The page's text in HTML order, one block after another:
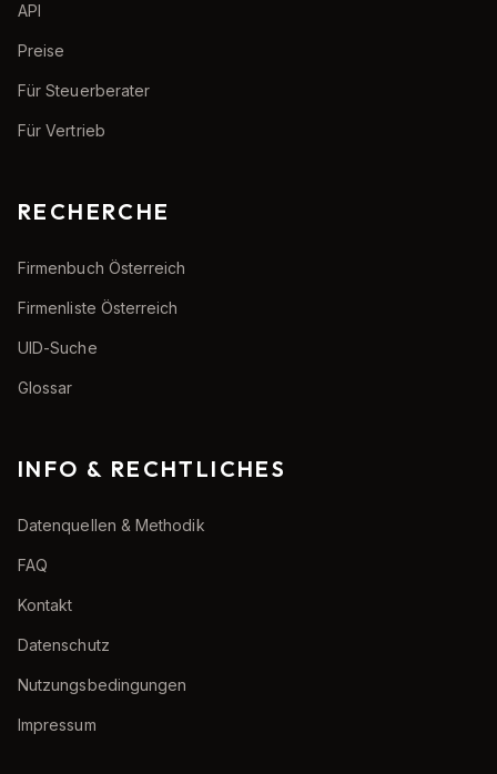
API
Preise
Für Steuerberater
Für Vertrieb
RECHERCHE
Firmenbuch Österreich
Firmenliste Österreich
UID-Suche
Glossar
INFO & RECHTLICHES
Datenquellen & Methodik
FAQ
Kontakt
Datenschutz
Nutzungsbedingungen
Impressum